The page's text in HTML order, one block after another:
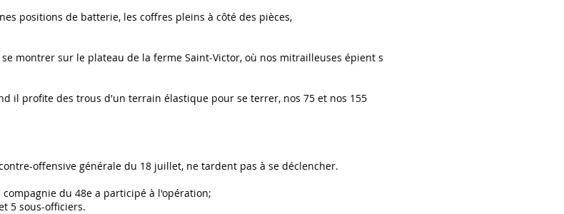
positions de batterie, les coffres pleins à côté des pièces,
montrer sur le plateau de la ferme Saint-Victor, où nos mitrailleuses épient s
il profite des trous d'un terrain élastique pour se terrer, nos 75 et nos 155
offensive générale du 18 juillet, ne tardent pas à se déclencher.
compagnie du 48e a participé à l'opération;
5 sous-officiers.